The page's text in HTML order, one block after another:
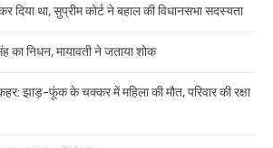
दिया था, सुप्रीम कोर्ट ने बहाल की विधानसभा सदस्यता
का निधन, मायावती ने जताया शोक
झाड़-फूंक के चक्कर में महिला की मौत, परिवार की रक्षा